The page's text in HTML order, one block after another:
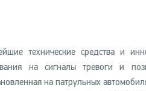
технические средства и
на сигналы тревоги и
на патрульных